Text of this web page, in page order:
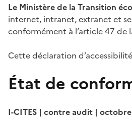
Le Ministère de la Transition
internet, intranet, extranet et
conformément à l’article 47 de
Cette déclaration
État de
I-CITES | contre audit |